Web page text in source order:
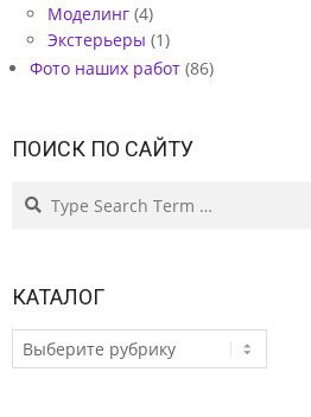
Моделинг (4)
Экстерьеры (1)
Фото наших работ (86)
ПОИСК ПО САЙТУ
Search
КАТАЛОГ
КАТАЛОГ